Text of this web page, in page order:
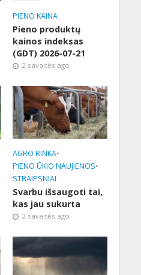
PIENO KAINA
Pieno produktų
kainos indeksas
(GDT) 2026-07-21
2 savaitės ago
AGRO RINKA•
PIENO ŪKIO NAUJIENOS•
STRAIPSNIAI
Svarbu išsaugoti tai,
kas jau sukurta
2 savaitės ago